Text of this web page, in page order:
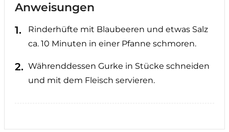
Anweisungen
Rinderhüfte mit Blaubeeren und etwas Salz
ca. 10 Minuten in einer Pfanne schmoren.
Währenddessen Gurke in Stücke schneiden
und mit dem Fleisch servieren.